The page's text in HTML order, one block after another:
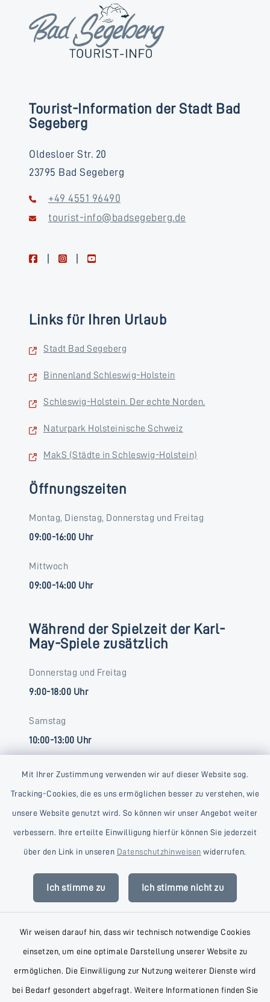
Mit Ihrer Zustimmung verwenden wir auf dieser Website sog.
Tracking-Cookies, die es uns ermöglichen besser zu verstehen, wie
unsere Website genutzt wird. So können wir unser Angebot weiter
verbessern. Ihre erteilte Einwilligung hierfür können Sie jederzeit
über den Link in unseren Datenschutzhinweisen widerrufen.
Ich stimme zu Ich stimme nicht zu
Wir weisen darauf hin, dass wir technisch notwendige Cookies
einsetzen, um eine optimale Darstellung unserer Website zu
ermöglichen. Die Einwilligung zur Nutzung weiterer Dienste wird
bei Bedarf gesondert abgefragt. Weitere Informationen finden Sie
Tourist-Information der Stadt Bad
Segeberg
Oldesloer Str. 20
23795 Bad Segeberg
+49 4551 96490
tourist-info@badsegeberg.de
facebookinstagramyoutube
Links für Ihren Urlaub
Stadt Bad Segeberg
Binnenland Schleswig-Holstein
Schleswig-Holstein. Der echte Norden.
Naturpark Holsteinische Schweiz
MakS (Städte in Schleswig-Holstein)
Öffnungszeiten
Montag, Dienstag, Donnerstag und Freitag
09:00-16:00 Uhr
Mittwoch
09:00-14:00 Uhr
Während der Spielzeit der Karl-
May-Spiele zusätzlich
Donnerstag und Freitag
9:00-18:00 Uhr
Samstag
10:00-13:00 Uhr
Kontakt
Datenschutz
Impressum
Sitemap